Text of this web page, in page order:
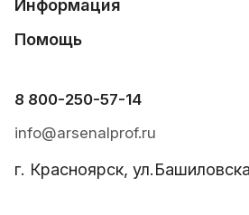
Информация
Помощь
8 800-250-57-14
info@arsenalprof.ru
г. Красноярск,